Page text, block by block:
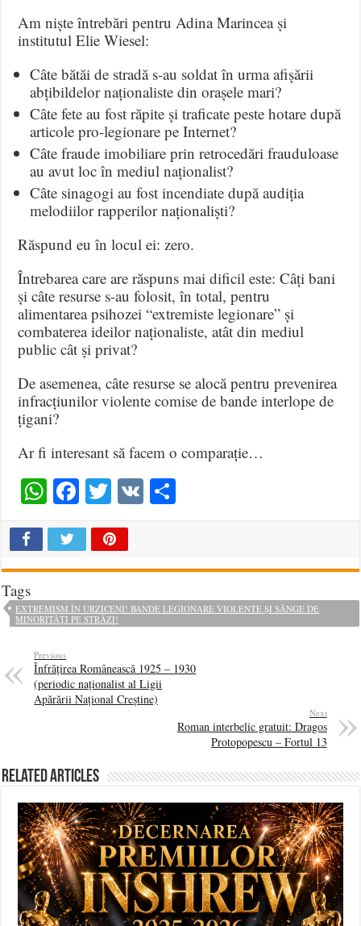
Am niște întrebări pentru Adina Marincea și
institutul Elie Wiesel:
Câte bătăi de stradă s-au soldat în urma afișării
abțibildelor naționaliste din orașele mari?
Câte fete au fost răpite și traficate peste hotare după
articole pro-legionare pe Internet?
Câte fraude imobiliare prin retrocedări frauduloase
au avut loc în mediul naționalist?
Câte sinagogi au fost incendiate după audiția
melodiilor rapperilor naționaliști?
Răspund eu în locul ei: zero.
Întrebarea care are răspuns mai dificil este: Câți bani
și câte resurse s-au folosit, în total, pentru
alimentarea psihozei “extremiste legionare” și
combaterea ideilor naționaliste, atât din mediul
public cât și privat?
De asemenea, câte resurse se alocă pentru prevenirea
infracțiunilor violente comise de bande interlope de
țigani?
Ar fi interesant să facem o comparație…
WhatsApp
Facebook
Twitter
VK
Tags
EXTREMISM ÎN URZICENI! BANDE LEGIONARE VIOLENTE ȘI SÂNGE DE
MINORITĂȚI PE STRĂZI!
Previous
Înfrățirea Românească 1925 – 1930
(periodic naționalist al Ligii
Apărării Național Creștine)
Next
Roman interbelic gratuit: Dragos
Protopopescu – Fortul 13
Related Articles